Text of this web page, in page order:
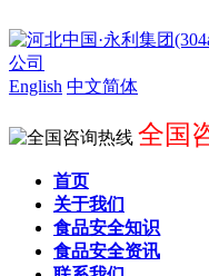
English 中文简体
全国
首页
关于我们
食品安全知识
食品安全资讯